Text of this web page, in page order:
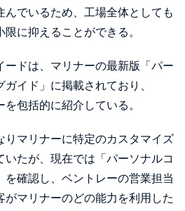
んでいるため、工場全体としても
に抑えることができる。
ードは、マリナーの最新版「パー
イド」に掲載されており、
包括的に紹介している。
りマリナーに特定のカスタマイズ
たが、現在では「パーソナルコ
を確認し、ベントレーの営業担当
がマリナーのどの能力を利用した